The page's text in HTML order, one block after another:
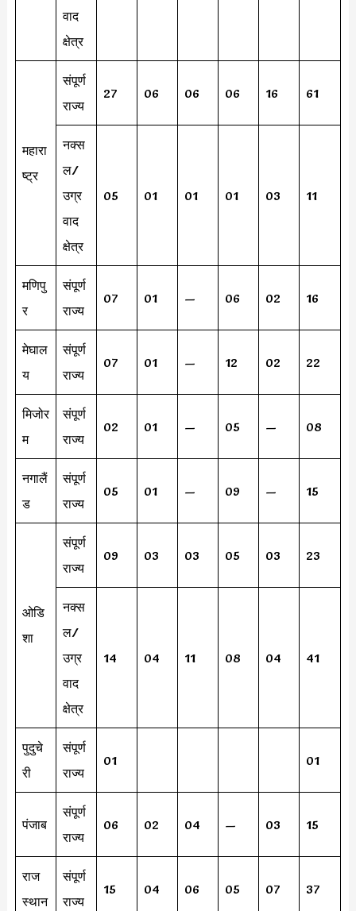
वाद
क्षेत्र
महारा
ष्ट्र
संपूर्ण
राज्य
27 06 06 06 16 61
नक्स
ल/
उग्र
वाद
क्षेत्र
05 01 01 01 03 11
मणिपु
र
संपूर्ण
राज्य
07 01 — 06 02 16
मेघाल
य
संपूर्ण
राज्य
07 01 — 12 02 22
मिजोर
म
संपूर्ण
राज्य
02 01 — 05 — 08
नगालैं
ड
संपूर्ण
राज्य
05 01 — 09 — 15
ओडि
शा
संपूर्ण
राज्य
09 03 03 05 03 23
नक्स
ल/
उग्र
वाद
क्षेत्र
14 04 11 08 04 41
पुदुचे
री
संपूर्ण
राज्य
01 01
पंजाब
संपूर्ण
राज्य
06 02 04 — 03 15
राज
स्थान
संपूर्ण
राज्य
15 04 06 05 07 37